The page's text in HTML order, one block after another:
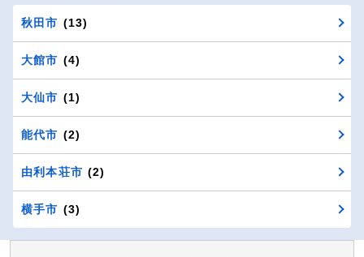
秋田市 (13)
大館市 (4)
大仙市 (1)
能代市 (2)
由利本荘市 (2)
横手市 (3)